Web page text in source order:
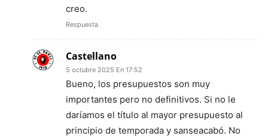
creo.
Respuesta
Castellano
5 octubre 2025 En 17:52
Bueno, los presupuestos son muy
importantes pero no definitivos. Si no le
daríamos el título al mayor presupuesto al
principio de temporada y sanseacabó. No